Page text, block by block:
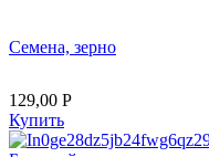
Семена, зерно
129,00 Р
Купить